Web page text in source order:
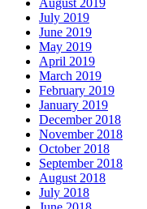
July 2019
June 2019
May 2019
April 2019
March 2019
February 2019
January 2019
December 2018
November 2018
October 2018
September 2018
August 2018
July 2018